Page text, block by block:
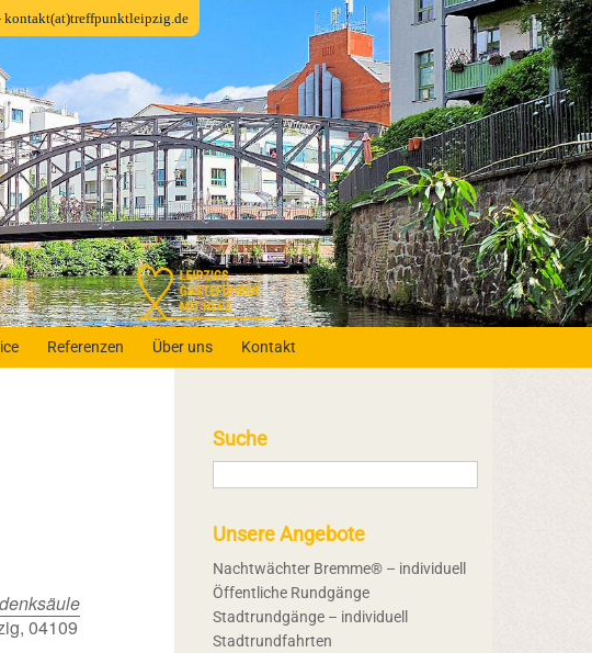
Referenzen Über uns Kontakt
04109
Suche
Unsere Angebote
Nachtwächter Bremme® – individuell
Öffentliche Rundgänge
Stadtrundgänge – individuell
Stadtrundfahrten
kontakt(at)treffpunktleipzig.de